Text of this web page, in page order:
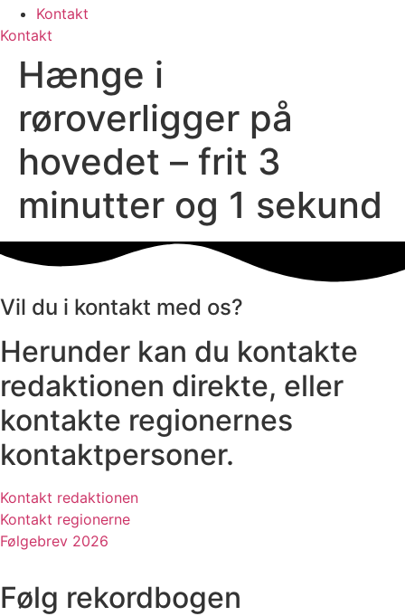
Kontakt
Kontakt
Hænge i
røroverligger på
hovedet – frit 3
minutter og 1 sekund
Vil du i kontakt med os?
Herunder kan du kontakte
redaktionen direkte, eller
kontakte regionernes
kontaktpersoner.
Kontakt redaktionen
Kontakt regionerne
Følgebrev 2026
Følg rekordbogen